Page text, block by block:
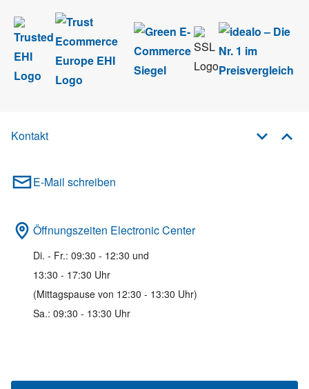
Kontakt
E-Mail schreiben
Öffnungszeiten Electronic Center
Di. - Fr.: 09:30 - 12:30 und
13:30 - 17:30 Uhr
(Mittagspause von 12:30 - 13:30 Uhr)
Sa.: 09:30 - 13:30 Uhr